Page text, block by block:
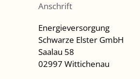
Anschrift
Energieversorgung
Schwarze Elster GmbH
Saalau 58
02997 Wittichenau